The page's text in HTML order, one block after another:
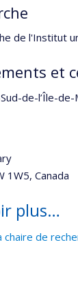
de l'Institut
et
Sud-de-l’Île-
1W5, Canada
plus…
chaire de